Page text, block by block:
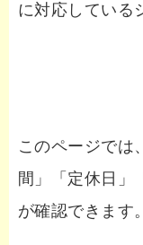
に対応している
このページでは
間」「定休日」
が確認できます。